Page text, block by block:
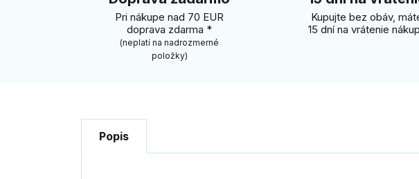
Pri nákupe nad 70 EUR
doprava zdarma *
(neplatí na nadrozmerné
položky)
Kupujte bez obáv,
15 dní na vrátenie
Popis